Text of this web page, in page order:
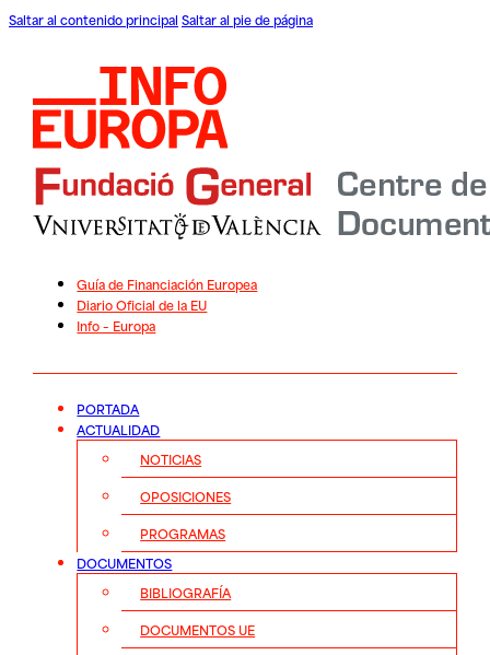
Saltar al contenido principal Saltar al pie de página
Guía de Financiación Europea
Diario Oficial de la EU
Info – Europa
PORTADA
ACTUALIDAD
NOTICIAS
OPOSICIONES
PROGRAMAS
DOCUMENTOS
BIBLIOGRAFÍA
DOCUMENTOS UE